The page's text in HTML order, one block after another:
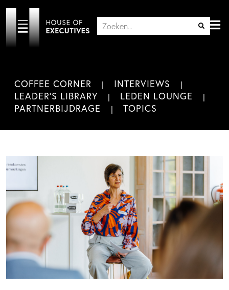
COFFEE CORNER
INTERVIEWS
LEADER'S LIBRARY
LEDEN LOUNGE
PARTNERBIJDRAGE
TOPICS